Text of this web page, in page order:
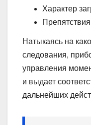
Характер
Натыкаясь на
следования,
управления
и выдает
дальнейших